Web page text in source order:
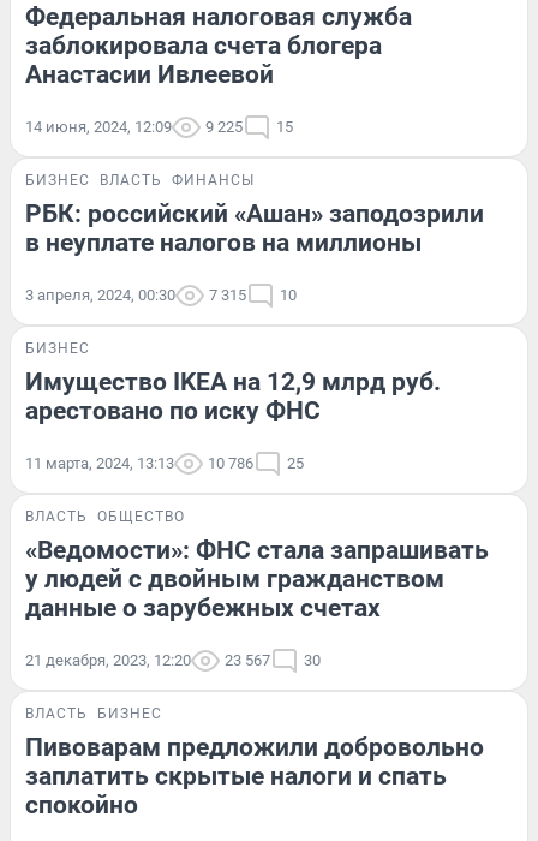
Федеральная налоговая служба
заблокировала счета блогера
Анастасии Ивлеевой
14 июня, 2024, 12:09 9 225 15
БИЗНЕС ВЛАСТЬ ФИНАНСЫ
РБК: российский «Ашан» заподозрили
в неуплате налогов на миллионы
3 апреля, 2024, 00:30 7 315 10
БИЗНЕС
Имущество IKEA на 12,9 млрд руб.
арестовано по иску ФНС
11 марта, 2024, 13:13 10 786 25
ВЛАСТЬ ОБЩЕСТВО
«Ведомости»: ФНС стала запрашивать
у людей с двойным гражданством
данные о зарубежных счетах
21 декабря, 2023, 12:20 23 567 30
ВЛАСТЬ БИЗНЕС
Пивоварам предложили добровольно
заплатить скрытые налоги и спать
спокойно